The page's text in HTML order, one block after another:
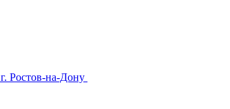
г. Ростов-на-Дону